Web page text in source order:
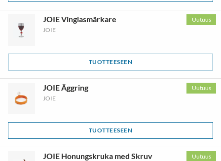
Uutuus
JOIE Vinglasmärkare
JOIE
TUOTTEESEEN
Uutuus
JOIE Äggring
JOIE
TUOTTEESEEN
Uutuus
JOIE Honungskruka med Skruv